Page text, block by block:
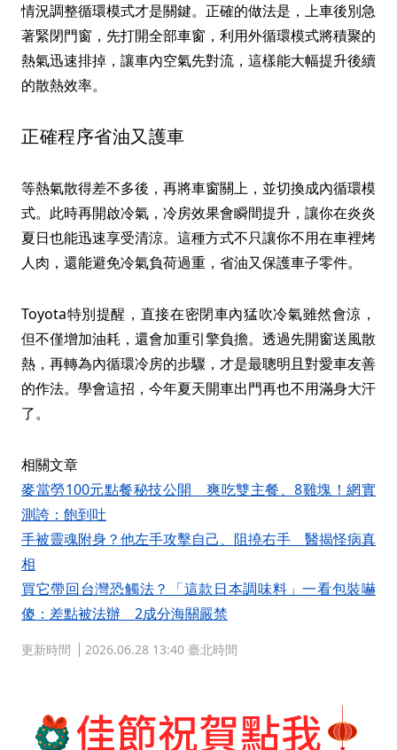
情況調整循環模式才是關鍵。正確的做法是，上車後別急
著緊閉門窗，先打開全部車窗，利用外循環模式將積聚的
熱氣迅速排掉，讓車內空氣先對流，這樣能大幅提升後續
的散熱效率。
正確程序省油又護車
等熱氣散得差不多後，再將車窗關上，並切換成內循環模
式。此時再開啟冷氣，冷房效果會瞬間提升，讓你在炎炎
夏日也能迅速享受清涼。這種方式不只讓你不用在車裡烤
人肉，還能避免冷氣負荷過重，省油又保護車子零件。
Toyota特別提醒，直接在密閉車內猛吹冷氣雖然會涼，
但不僅增加油耗，還會加重引擎負擔。透過先開窗送風散
熱，再轉為內循環冷房的步驟，才是最聰明且對愛車友善
的作法。學會這招，今年夏天開車出門再也不用滿身大汗
了。
相關文章
麥當勞100元點餐秘技公開 爽吃雙主餐、8雞塊！網實
測誇：飽到吐
手被靈魂附身？他左手攻擊自己、阻撓右手 醫揭怪病真
相
買它帶回台灣恐觸法？「這款日本調味料」一看包裝嚇
傻：差點被法辦 2成分海關嚴禁
更新時間 2026.06.28 13:40 臺北時間